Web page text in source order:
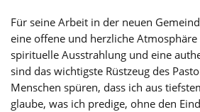
Für seine Arbeit in der neuen
eine offene und herzliche Atmosphäre
spirituelle Ausstrahlung und eine
sind das wichtigste Rüstzeug des
Menschen spüren, dass ich aus
glaube, was ich predige, ohne den